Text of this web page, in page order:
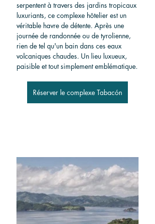
serpentent à travers des jardins tropicaux
luxuriants, ce complexe hôtelier est un
véritable havre de détente. Après une
journée de randonnée ou de tyrolienne,
rien de tel qu'un bain dans ces eaux
volcaniques chaudes. Un lieu luxueux,
paisible et tout simplement emblématique.
Réserver le complexe Tabacón